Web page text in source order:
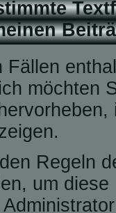
Fällen
möchten
Regeln
um